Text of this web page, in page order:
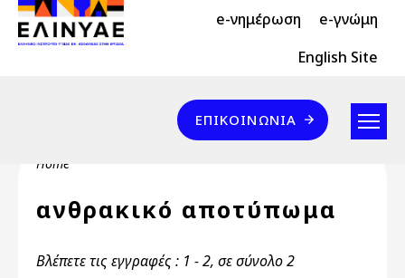
Skip to main content
Header Top 2 e-νημέρωση e-γνώμη
Header Top English Site
Επικοινωνία
ΕΠΙΚΟΙΝΩΝΊΑ
Breadcrumb
Home
ανθρακικό αποτύπωμα
Βλέπετε τις εγγραφές : 1 - 2, σε σύνολο 2